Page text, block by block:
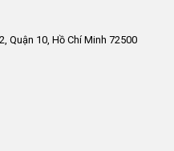
Quận 10, Hồ Chí Minh 72500